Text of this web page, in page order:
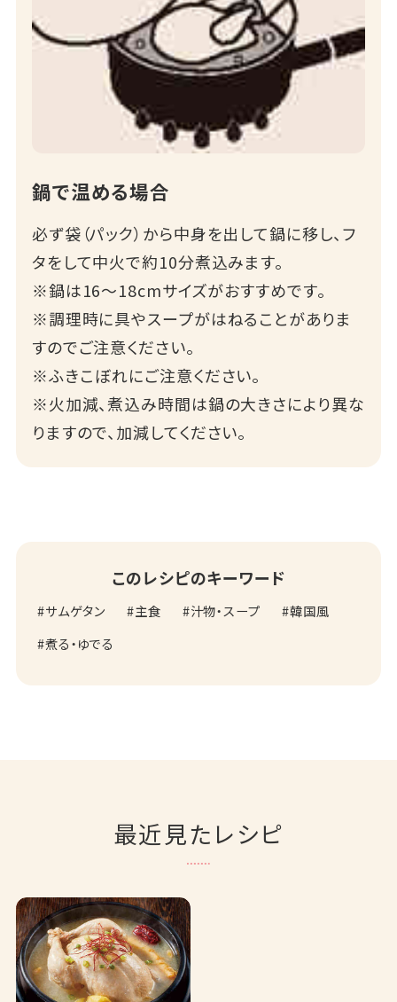
鍋で温める場合
必ず袋（パック）から中身を出して鍋に移し、フ
タをして中火で約10分煮込みます。
※鍋は16～18cmサイズがおすすめです。
※調理時に具やスープがはねることがありま
すのでご注意ください。
※ふきこぼれにご注意ください。
※火加減、煮込み時間は鍋の大きさにより異な
りますので、加減してください。
このレシピのキーワード
サムゲタン 主食 汁物・スープ
韓国風
煮る・ゆでる
最近見たレシピ